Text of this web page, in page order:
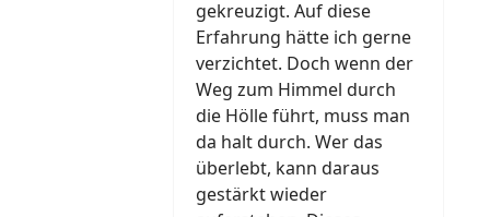
gekreuzigt. Auf diese
Erfahrung hätte ich gerne
verzichtet. Doch wenn der
Weg zum Himmel durch
die Hölle führt, muss man
da halt durch. Wer das
überlebt, kann daraus
gestärkt wieder